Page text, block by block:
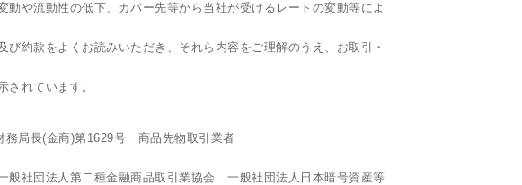
や流動性の低下、カバー先等から当社が受けるレートの変動等によ
約款をよくお読みいただき、それら内容をご理解のうえ、お取引・
れています。
局長(金商)第1629号 商品先物取引業者
社団法人第二種金融商品取引業協会 一般社団法人日本暗号資産等